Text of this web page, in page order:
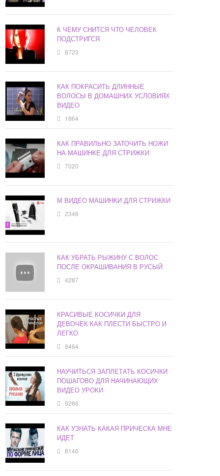
К ЧЕМУ СНИТСЯ ЧТО ЧЕЛОВЕК
ПОДСТРИГСЯ
8723
КАК ПОКРАСИТЬ ДЛИННЫЕ
ВОЛОСЫ В ДОМАШНИХ УСЛОВИЯХ
ВИДЕО
1864
КАК ПРАВИЛЬНО ЗАТОЧИТЬ НОЖИ
НА МАШИНКЕ ДЛЯ СТРИЖКИ
7020
М ВИДЕО МАШИНКИ ДЛЯ СТРИЖКИ
2346
КАК УБРАТЬ РЫЖИНУ С ВОЛОС
ПОСЛЕ ОКРАШИВАНИЯ В РУСЫЙ
4287
КРАСИВЫЕ КОСИЧКИ ДЛЯ
ДЕВОЧЕК КАК ПЛЕСТИ БЫСТРО И
ЛЕГКО
8464
НАУЧИТЬСЯ ЗАПЛЕТАТЬ КОСИЧКИ
ПОШАГОВО ДЛЯ НАЧИНАЮЩИХ
ВИДЕО УРОКИ
9266
КАК УЗНАТЬ КАКАЯ ПРИЧЕСКА МНЕ
ИДЕТ
8146